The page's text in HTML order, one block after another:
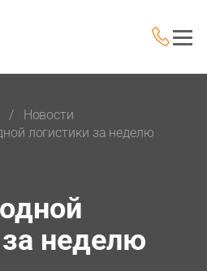
Новости
логистики за неделю
неделю